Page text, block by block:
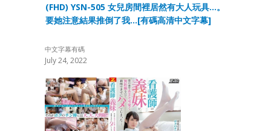
(FHD) YSN-505 女兒房間裡居然有大人玩具…。
要她注意結果推倒了我…[有碼高清中文字幕]
中文字幕有碼
July 24, 2022